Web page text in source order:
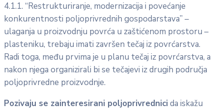
4.1.1. “Restrukturiranje, modernizacija i povećanje
konkurentnosti poljoprivrednih gospodarstava” –
ulaganja u proizvodnju povrća u zaštićenom prostoru –
plasteniku, trebaju imati završen tečaj iz povrćarstva.
Radi toga, među prvima je u planu tečaj iz povrćarstva, a
nakon njega organizirali bi se tečajevi iz drugih područja
poljoprivredne proizvodnje.
Pozivaju se zainteresirani poljoprivrednici da iskažu